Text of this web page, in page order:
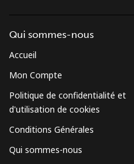
Qui sommes-nous
Accueil
Mon Compte
Politique de confidentialité et
d'utilisation de cookies
Conditions Générales
Qui sommes-nous